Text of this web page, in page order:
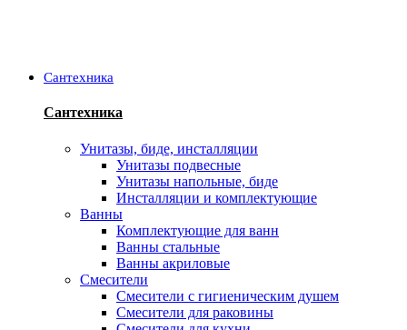
Сантехника
Сантехника
Унитазы, биде, инсталляции
Унитазы подвесные
Унитазы напольные, биде
Инсталляции и комплектующие
Ванны
Комплектующие для ванн
Ванны стальные
Ванны акриловые
Смесители
Смесители с гигиеническим душем
Смесители для раковины